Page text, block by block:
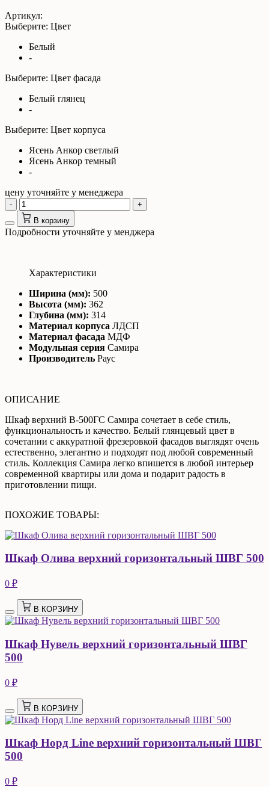
Артикул:
Выберите: Цвет
Белый
-
Выберите: Цвет фасада
Белый глянец
-
Выберите: Цвет корпуса
Ясень Анкор светлый
Ясень Анкор темный
-
цену уточняйте у менеджера
-
+
В корзину
Подробности уточняйте у менджера
Характеристики
Ширина (мм): 500
Высота (мм): 362
Глубина (мм): 314
Материал корпуса ЛДСП
Материал фасада МДФ
Модульная серия Самира
Производитель Раус
ОПИСАНИЕ
Шкаф верхний В-500ГС Самира сочетает в себе стиль,
функциональность и качество. Белый глянцевый цвет в
сочетании с аккуратной фрезеровкой фасадов выглядят очень
естественно, элегантно и подходят под любой современный
стиль. Коллекция Самира легко впишется в любой интерьер
современной квартиры или дома и подарит радость в
приготовлении пищи.
ПОХОЖИЕ ТОВАРЫ:
Шкаф Олива верхний горизонтальный ШВГ 500
0 ₽
В КОРЗИНУ
Шкаф Нувель верхний горизонтальный ШВГ
500
0 ₽
В КОРЗИНУ
Шкаф Норд Line верхний горизонтальный ШВГ
500
0 ₽